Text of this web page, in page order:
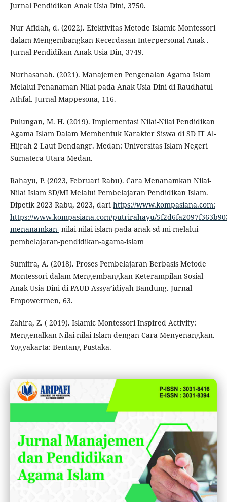
Jurnal Pendidikan Anak Usia Dini, 3750.
Nur Afidah, d. (2022). Efektivitas Metode Islamic Montessori
dalam Mengembangkan Kecerdasan Interpersonal Anak .
Jurnal Pendidikan Anak Usia Din, 3749.
Nurhasanah. (2021). Manajemen Pengenalan Agama Islam
Melalui Penanaman Nilai pada Anak Usia Dini di Raudhatul
Athfal. Jurnal Mappesona, 116.
Pulungan, M. H. (2019). Implementasi Nilai-Nilai Pendidikan
Agama Islam Dalam Membentuk Karakter Siswa di SD IT Al-
Hijrah 2 Laut Dendangr. Medan: Universitas Islam Negeri
Sumatera Utara Medan.
Rahayu, P. (2023, Februari Rabu). Cara Menanamkan Nilai-
Nilai Islam SD/MI Melalui Pembelajaran Pendidikan Islam.
Dipetik 2023 Rabu, 2023, darihttps://www.kompasiana.com:
https://www.kompasiana.com/putrirahayu/
menanamkan-nilai-nilai-islam-pada-anak-sd-mi-melalui-
pembelajaran-pendidikan-agama-islam
Sumitra, A. (2018). Proses Pembelajaran Berbasis Metode
Montessori dalam Mengembangkan Keterampilan Sosial
Anak Usia Dini di PAUD Assya’idiyah Bandung. Jurnal
Empowermen, 63.
Zahira, Z. ( 2019). Islamic Montessori Inspired Activity:
Mengenalkan Nilai-nilai Islam dengan Cara Menyenangkan.
Yogyakarta: Bentang Pustaka.